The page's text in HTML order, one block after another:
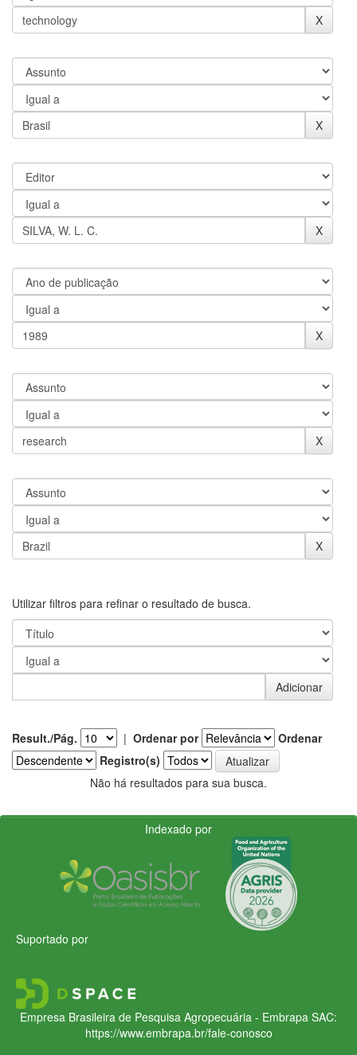
Utilizar filtros para refinar o resultado de busca.
Result./Pág. | Ordenar por
Ordenar
Registro(s)
Não há resultados para sua busca.
Indexado por
Suportado por
Empresa Brasileira de Pesquisa Agropecuária - Embrapa SAC:
https://www.embrapa.br/fale-conosco